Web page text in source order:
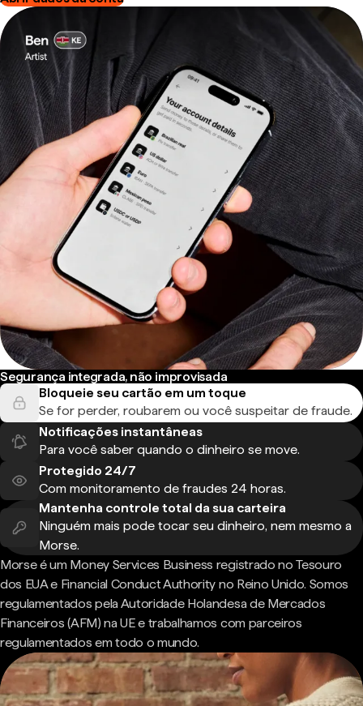
Segurança integrada, não improvisada
Bloqueie seu cartão em um toque
Se for perder, roubarem ou você suspeitar de fraude.
Notificações instantâneas
Para você saber quando o dinheiro se move.
Protegido 24/7
Com monitoramento de fraudes 24 horas.
Mantenha controle total da sua carteira
Ninguém mais pode tocar seu dinheiro, nem mesmo a
Morse.
Morse é um Money Services Business registrado no Tesouro
dos EUA e Financial Conduct Authority no Reino Unido. Somos
regulamentados pela Autoridade Holandesa de Mercados
Financeiros (AFM) na UE e trabalhamos com parceiros
regulamentados em todo o mundo.